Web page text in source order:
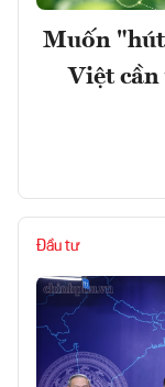
Muốn
Việt
Đầu tư